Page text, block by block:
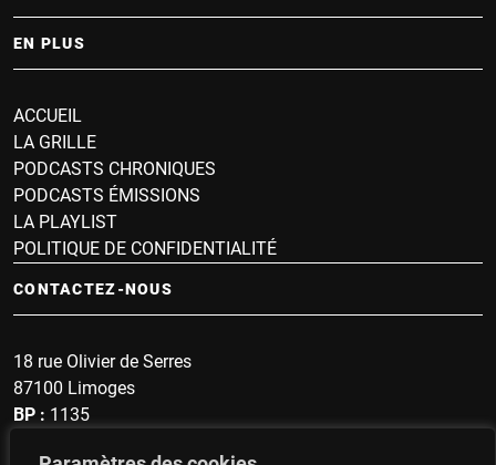
EN PLUS
ACCUEIL
LA GRILLE
PODCASTS CHRONIQUES
PODCASTS ÉMISSIONS
LA PLAYLIST
POLITIQUE DE CONFIDENTIALITÉ
CONTACTEZ-NOUS
18 rue Olivier de Serres
87100 Limoges
BP : 1135